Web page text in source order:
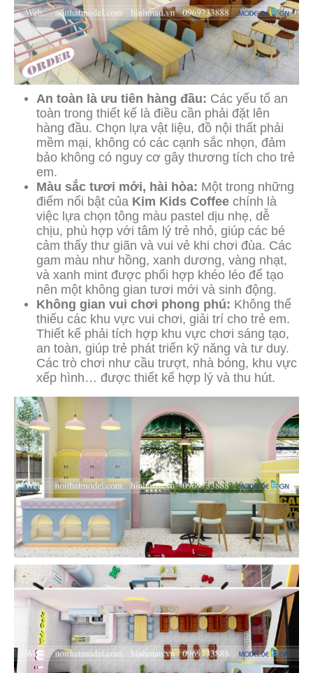
An toàn là ưu tiên hàng đầu: Các yếu tố an
toàn trong thiết kế là điều cần phải đặt lên
hàng đầu. Chọn lựa vật liệu, đồ nội thất phải
mềm mại, không có các cạnh sắc nhọn, đảm
bảo không có nguy cơ gây thương tích cho trẻ
em.
Màu sắc tươi mới, hài hòa: Một trong những
điểm nổi bật của Kim Kids Coffee chính là
việc lựa chọn tông màu pastel dịu nhẹ, dễ
chịu, phù hợp với tâm lý trẻ nhỏ, giúp các bé
cảm thấy thư giãn và vui vẻ khi chơi đùa. Các
gam màu như hồng, xanh dương, vàng nhạt,
và xanh mint được phối hợp khéo léo để tạo
nên một không gian tươi mới và sinh động.
Không gian vui chơi phong phú: Không thể
thiếu các khu vực vui chơi, giải trí cho trẻ em.
Thiết kế phải tích hợp khu vực chơi sáng tạo,
an toàn, giúp trẻ phát triển kỹ năng và tư duy.
Các trò chơi như cầu trượt, nhà bóng, khu vực
xếp hình… được thiết kế hợp lý và thu hút.